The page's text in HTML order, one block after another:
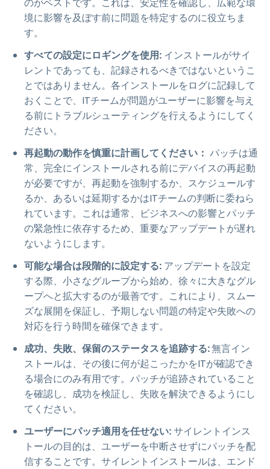
境に影響を及ぼす前に問題を特定するのに役立ちま
す。
すべての設定にロギングを使用: インストールがサイ
レントであっても、記録されるべきではないというこ
とではありません。各インストールをログに記録して
おくことで、ITチームが問題がユーザーに影響を与え
る前にトラブルシューティングを行えるようにしてく
ださい。
再起動の動作を慎重に計画してください： パッチは通
常、完全にインストールされる前にデバイスの再起動
が必要ですが、再起動を強制するか、スケジュールす
るか、あるいは延期するかはITチームの判断に委ねら
れています。これは通常、ビジネスへの影響とパッチ
の緊急性に依存するため、重要なアップデートが遅れ
ないようにします。
可能な場合は段階的に設定する: アップデートを設定
する際、小さなグループから始め、徐々に大きなグル
ープへと拡大するのが最善です。これにより、スムー
ズな展開を保証し、予期しない問題の特定や失敗への
対応を行う時間を確保できます。
成功、失敗、保留のステータスを追跡する:無言イン
ストールは、その後に何が起こったかをITが確認でき
る場合にのみ有用です。パッチが追跡されていること
を確認し、成功を検証し、失敗を解決できるようにし
てください。
ユーザーにパッチ適用を任せない:サイレントインス
トールの目的は、ユーザーを中断させずにパッチを配
信することです。サイレントインストールは、エンド